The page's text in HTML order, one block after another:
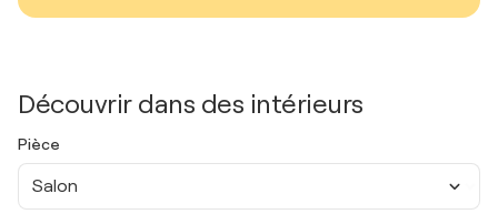
Découvrir dans des intérieurs
Pièce
Salon